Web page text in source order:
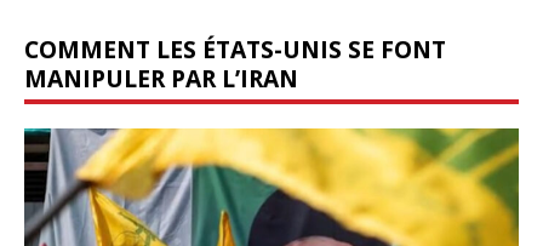
COMMENT LES ÉTATS-UNIS SE FONT
MANIPULER PAR L’IRAN